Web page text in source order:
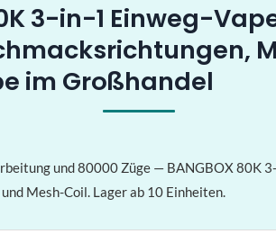
3-in-1 Einweg-
im Großhandel
und 80000 Züge — BANGBOX 80K
Mesh-Coil. Lager ab 10 Einheiten.